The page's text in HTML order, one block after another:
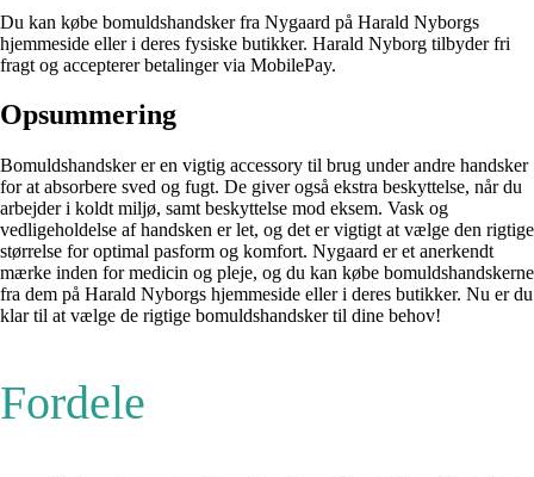
Du kan købe bomuldshandsker fra Nygaard på Harald Nyborgs
hjemmeside eller i deres fysiske butikker. Harald Nyborg tilbyder fri
fragt og accepterer betalinger via MobilePay.
Opsummering
Bomuldshandsker er en vigtig accessory til brug under andre handsker
for at absorbere sved og fugt. De giver også ekstra beskyttelse, når du
arbejder i koldt miljø, samt beskyttelse mod eksem. Vask og
vedligeholdelse af handsken er let, og det er vigtigt at vælge den rigtige
størrelse for optimal pasform og komfort. Nygaard er et anerkendt
mærke inden for medicin og pleje, og du kan købe bomuldshandskerne
fra dem på Harald Nyborgs hjemmeside eller i deres butikker. Nu er du
klar til at vælge de rigtige bomuldshandsker til dine behov!
Fordele